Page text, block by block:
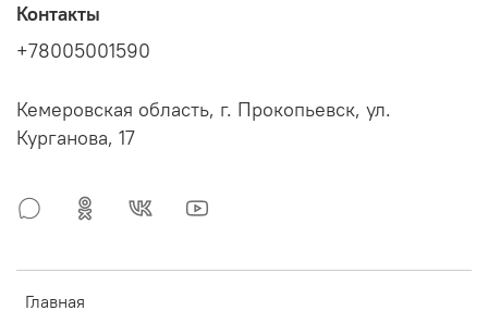
Главная
Контакты
+78005001590
Кемеровская область, г. Прокопьевск, ул.
Курганова, 17